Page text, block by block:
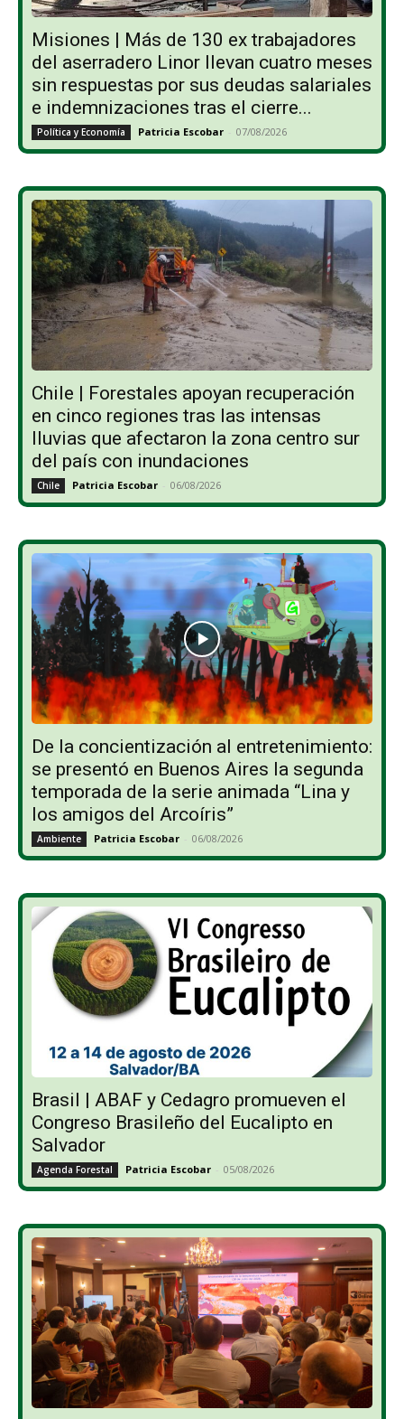
Misiones | Más de 130 ex trabajadores
del aserradero Linor llevan cuatro meses
sin respuestas por sus deudas salariales
e indemnizaciones tras el cierre...
Política y Economía Patricia Escobar - 07/08/2026
Chile | Forestales apoyan recuperación
en cinco regiones tras las intensas
lluvias que afectaron la zona centro sur
del país con inundaciones
Chile Patricia Escobar - 06/08/2026
De la concientización al entretenimiento:
se presentó en Buenos Aires la segunda
temporada de la serie animada “Lina y
los amigos del Arcoíris”
Ambiente Patricia Escobar - 06/08/2026
Brasil | ABAF y Cedagro promueven el
Congreso Brasileño del Eucalipto en
Salvador
Agenda Forestal Patricia Escobar - 05/08/2026